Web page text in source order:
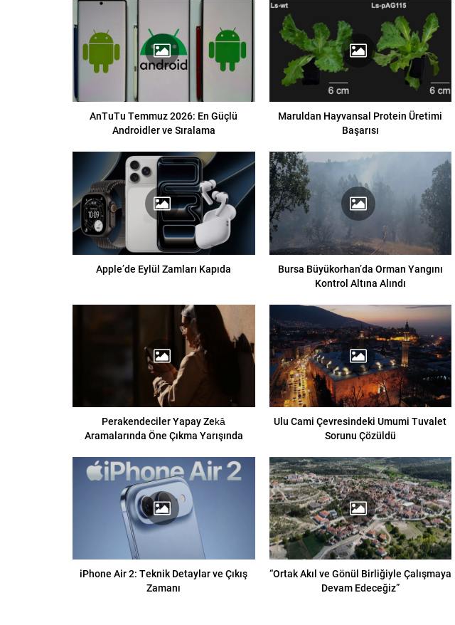
AnTuTu Temmuz 2026: En Güçlü
Androidler ve Sıralama
Maruldan Hayvansal Protein Üretimi
Başarısı
Apple’de Eylül Zamları Kapıda
Bursa Büyükorhan’da Orman Yangını
Kontrol Altına Alındı
Perakendeciler Yapay Zekâ
Aramalarında Öne Çıkma Yarışında
Ulu Cami Çevresindeki Umumi Tuvalet
Sorunu Çözüldü
iPhone Air 2: Teknik Detaylar ve Çıkış
Zamanı
“Ortak Akıl ve Gönül Birliğiyle Çalışmaya
Devam Edeceğiz”